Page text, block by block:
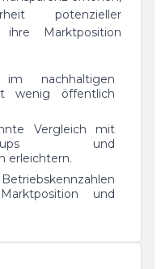
potenzieller
Marktposition
nachhaltigen
wenig öffentlich
Vergleich mit
und
erleichtern.
und